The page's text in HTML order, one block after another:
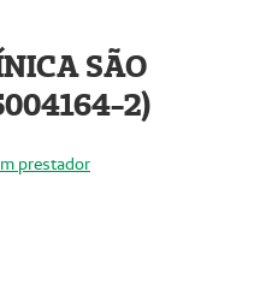
SÃO
2)
prestador